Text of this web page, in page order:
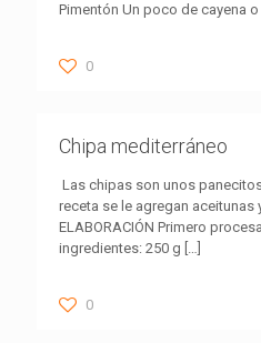
Pimentón Un poco de cayena
0
Chipa mediterráneo
Las chipas son unos
receta se le agregan aceitunas
ELABORACIÓN Primero
ingredientes: 250 g […]
0